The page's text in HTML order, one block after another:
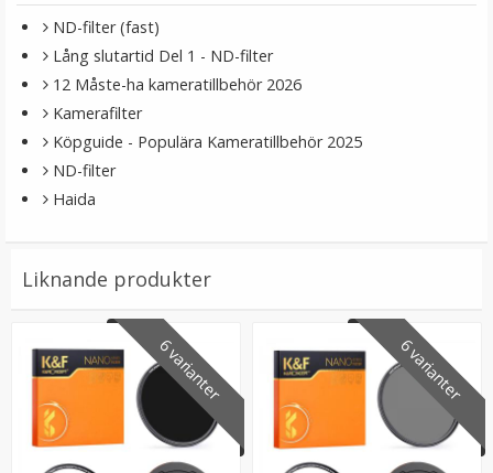
ND-filter (fast)
Lång slutartid Del 1 - ND-filter
12 Måste-ha kameratillbehör 2026
Kamerafilter
Köpguide - Populära Kameratillbehör 2025
ND-filter
Haida
Liknande produkter
6 varianter 6 varianter